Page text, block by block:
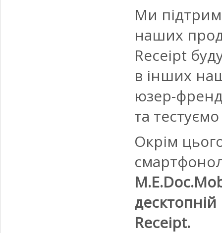
Ми
наших
Receipt
в інших
юзер-
та
Окрім
Receipt.